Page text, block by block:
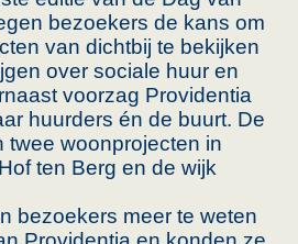
bezoekers de kans om
van dichtbij te bekijken
over sociale huur en
voorzag Providentia
huurders én de buurt. De
twee woonprojecten in
ten Berg en de wijk
bezoekers meer te weten